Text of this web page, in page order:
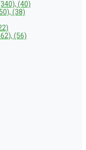
(40)
(38)
(56)